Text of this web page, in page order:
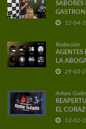
DE12-04-
Redacción
AGENTES
LA
29-03-
Arturo
EL
12-02-